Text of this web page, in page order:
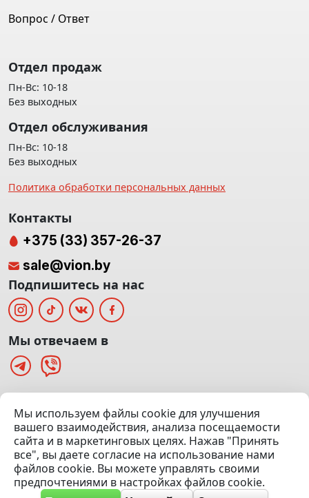
(Офис: 5 этаж | Осмотр авто: 5 этаж)
Посмотреть на карте
© 2020 — 2026 VION.BY — Продажа, выкуп и обмен | УНП
192961100 |Эвакуатор Минск
Вопрос / Ответ
Отдел продаж
Пн-Вс: 10-18
Без выходных
Отдел обслуживания
Пн-Вс: 10-18
Без выходных
Политика обработки персональных данных
Мы используем файлы cookie для улучшения
вашего взаимодействия, анализа посещаемости
сайта и в маркетинговых целях. Нажав "Принять
все", вы даете согласие на использование нами
файлов cookie. Вы можете управлять своими
предпочтениями в настройках файлов cookie.
Контакты
+375 (33) 357-26-37
sale@vion.by
Подпишитесь на нас
Мы отвечаем в